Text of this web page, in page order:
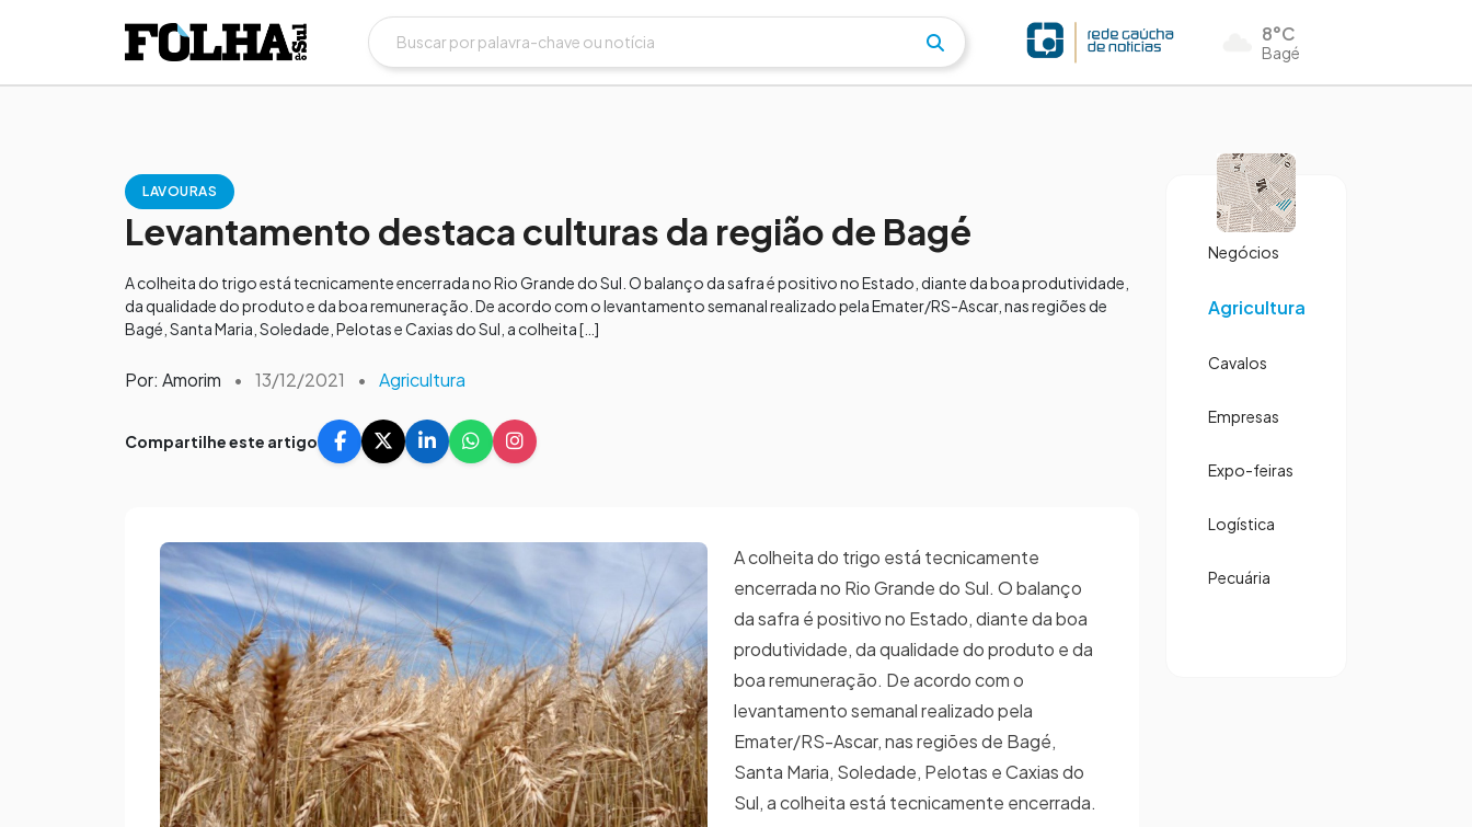
8°C
Bagé
LAVOURAS
Levantamento destaca culturas da região de Bagé
A colheita do trigo está tecnicamente encerrada no Rio Grande do Sul. O balanço da safra é positivo no Estado, diante da boa produtividade,
da qualidade do produto e da boa remuneração. De acordo com o levantamento semanal realizado pela Emater/RS-Ascar, nas regiões de
Bagé, Santa Maria, Soledade, Pelotas e Caxias do Sul, a colheita […]
Por: Amorim • 13/12/2021 • Agricultura
Compartilhe este artigo
A colheita do trigo está tecnicamente
encerrada no Rio Grande do Sul. O balanço
da safra é positivo no Estado, diante da boa
produtividade, da qualidade do produto e da
boa remuneração. De acordo com o
levantamento semanal realizado pela
Emater/RS-Ascar, nas regiões de Bagé,
Santa Maria, Soledade, Pelotas e Caxias do
Sul, a colheita está tecnicamente encerrada.
Negócios
Agricultura
Cavalos
Empresas
Expo-feiras
Logística
Pecuária